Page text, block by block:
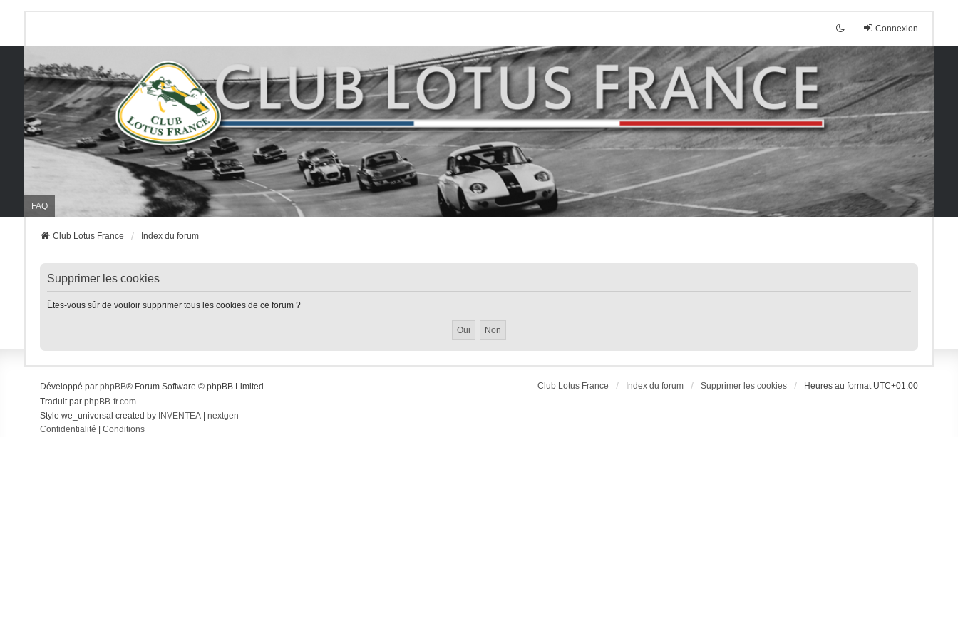
Connexion
FAQ
Club Lotus France Index du forum
Supprimer les cookies
Êtes-vous sûr de vouloir supprimer tous les cookies de ce forum ?
Club Lotus France Index du forum Supprimer les cookies Heures au format UTC+01:00
Développé par phpBB® Forum Software © phpBB Limited
Traduit par phpBB-fr.com
Style we_universal created by INVENTEA| nextgen
Confidentialité
Conditions